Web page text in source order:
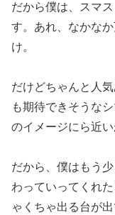
だから僕は、スマ
す。あれ 、なかな
け。
だけどちゃんと 人
も期待できそうな
のイメージにら近い
だから、僕はもう
わっていってくれ
ゃくちゃ出る台が